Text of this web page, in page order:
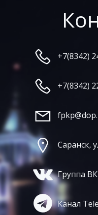
+7(8342)
+7(8342)
Саранск,
Группа ВК
Канал